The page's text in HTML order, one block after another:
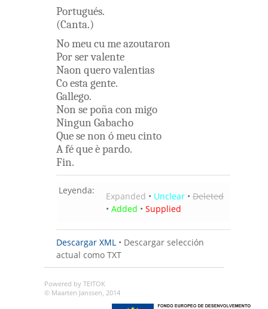
Portugués.
(Canta.)
Nomeucumeazoutaron
Porservalente
Naon querovalentias
Co estagente.
Gallego.
Non sepoñacon migo
Ningun Gabacho
Quesenon ómeucinto
Aféqueèpardo.
Fin.
Leyenda:
Expanded • Unclear • Deleted
• Added • Supplied
Descargar XML • Descargar selección
actual como TXT
Powered by TEITOK
© Maarten Janssen, 2014